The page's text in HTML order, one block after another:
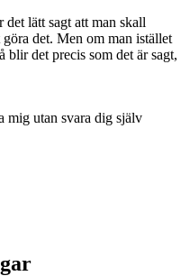
det lätt sagt att man skall
det. Men om man istället
blir det precis som det är sagt,
mig utan svara dig själv